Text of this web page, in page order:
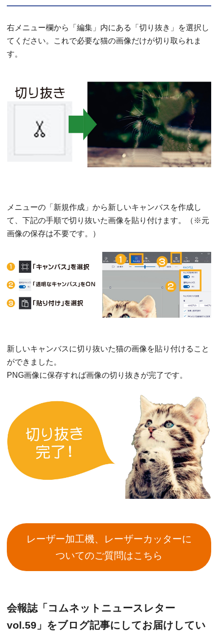
右メニュー欄から「編集」内にある「切り抜き」を選択し
てください。これで必要な猫の画像だけが切り取られま
す。
メニューの「新規作成」から新しいキャンバスを作成し
て、下記の手順で切り抜いた画像を貼り付けます。（※元
画像の保存は不要です。）
新しいキャンバスに切り抜いた猫の画像を貼り付けること
ができました。
PNG画像に保存すれば画像の切り抜きが完了です。
レーザー加工機、レーザーカッターに
ついてのご質問はこちら
会報誌「コムネットニュースレター
vol.59」をブログ記事にしてお届けしてい